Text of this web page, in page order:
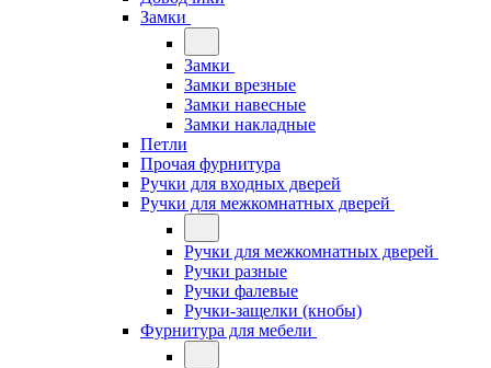
Замки
Замки
Замки врезные
Замки навесные
Замки накладные
Петли
Прочая фурнитура
Ручки для входных дверей
Ручки для межкомнатных дверей
Ручки для межкомнатных дверей
Ручки разные
Ручки фалевые
Ручки-защелки (кнобы)
Фурнитура для мебели